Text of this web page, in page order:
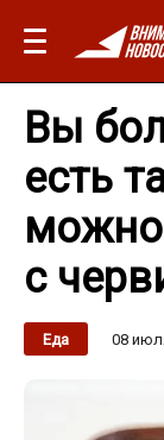
Вы
есть
с
Еда 08